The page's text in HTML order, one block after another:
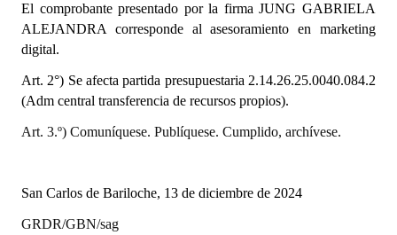
Antiguos Pobladores
Noticias Destacadas
Registros y Distinciones
Datos Históricos
Audiencias Públicas - Registro
Mujeres que Dejaron Huellas - Registro
El comprobante presentado por la firma JUNG GABRIELA
ALEJANDRA corresponde al asesoramiento en marketing
digital.
Art. 2°) Se afecta partida presupuestaria 2.14.26.25.0040.084.2
(Adm central transferencia de recursos propios).
Art. 3.º) Comuníquese. Publíquese. Cumplido, archívese.
San Carlos de Bariloche, 13 de diciembre de 2024
GRDR/GBN/sag